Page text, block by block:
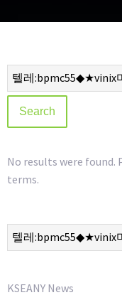
No results were found.
terms.
KSEANY News